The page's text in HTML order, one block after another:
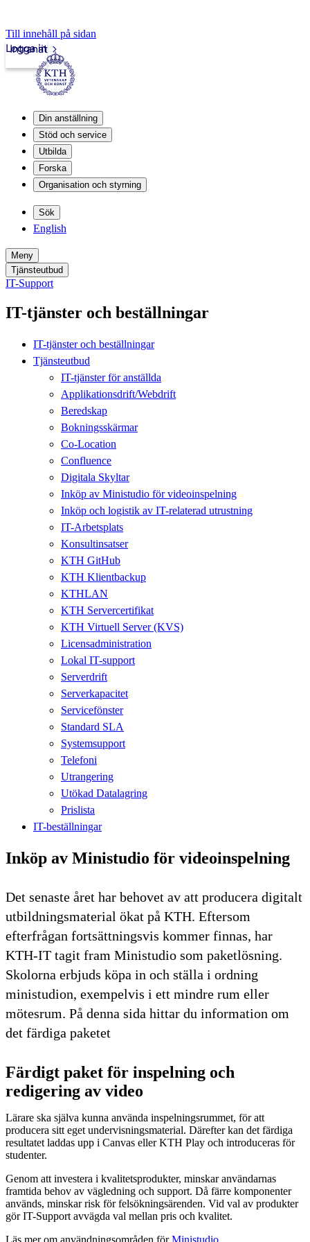
Till innehåll på sidan
Intranät
Logga in
Din anställning
Stöd och service
Utbilda
Forska
Organisation och styrning
Sök
English
Meny
Tjänsteutbud
IT-Support
IT-tjänster och beställningar
IT-tjänster och beställningar
Tjänsteutbud
IT-tjänster för anställda
Applikationsdrift/Webdrift
Beredskap
Bokningsskärmar
Co-Location
Confluence
Digitala Skyltar
Inköp av Ministudio för videoinspelning
Inköp och logistik av IT-relaterad utrustning
IT-Arbetsplats
Konsultinsatser
KTH GitHub
KTH Klientbackup
KTHLAN
KTH Servercertifikat
KTH Virtuell Server (KVS)
Licensadministration
Lokal IT-support
Serverdrift
Serverkapacitet
Servicefönster
Standard SLA
Systemsupport
Telefoni
Utrangering
Utökad Datalagring
Prislista
IT-beställningar
Inköp av Ministudio för videoinspelning
Det senaste året har behovet av att producera digitalt
utbildningsmaterial ökat på KTH. Eftersom
efterfrågan fortsättningsvis kommer finnas, har
KTH-IT tagit fram Ministudio som paketlösning.
Skolorna erbjuds köpa in och ställa i ordning
ministudion, exempelvis i ett mindre rum eller
mötesrum. På denna sida hittar du information om
det färdiga paketet
Färdigt paket för inspelning och
redigering av video
Lärare ska själva kunna använda inspelningsrummet, för att
producera sitt eget undervisningsmaterial. Därefter kan det färdiga
resultatet laddas upp i Canvas eller KTH Play och introduceras för
studenter.
Genom att investera i kvalitetsprodukter, minskar användarnas
framtida behov av vägledning och support. Då färre komponenter
används, minskar risk för felsökningsärenden. Vid val av produkter
gör IT-Support avvägda val mellan pris och kvalitet.
Läs mer om användningsområden förMinistudio